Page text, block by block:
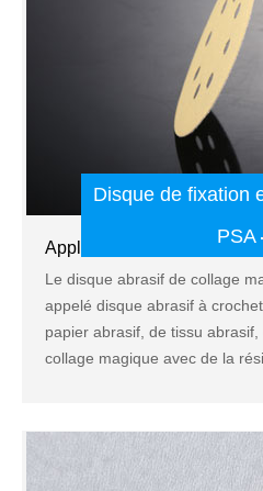
Disque de fixation
PSA
Application:
Le disque abrasif de collage
appelé disque abrasif à
papier abrasif, de tissu
collage magique avec de la